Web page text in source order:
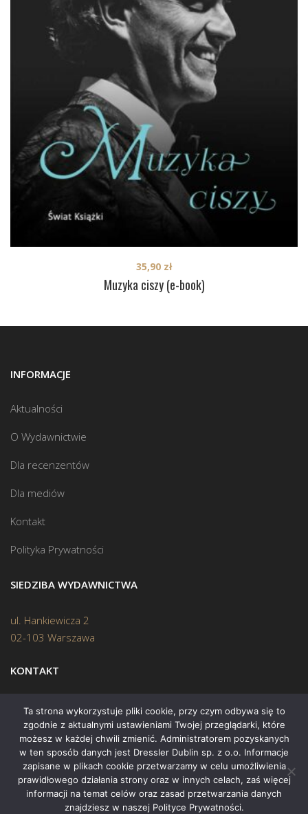
Muzyka ciszy (e-book)
35,90 zł
INFORMACJE
Aktualności
O Wydawnictwie
Dla recenzentów
Dla mediów
Kontakt
Polityka Prywatności
SIEDZIBA WYDAWNICTWA
ul. Hankiewicza 2
02-103 Warszawa
KONTAKT
Biuro: (22) 45 70 402
Mail:biuro@swiatksiazki.pl
Ta strona wykorzystuje pliki cookie, przy czym odbywa się to
zgodnie z aktualnymi ustawieniami Twojej przeglądarki, które
możesz w każdej chwili zmienić. Administratorem pozyskanych
w ten sposób danych jest Dressler Dublin sp. z o.o. Informacje
zapisane w plikach cookie przetwarzamy w celu umożliwienia
prawidłowego działania strony oraz w innych celach, zaś więcej
informacji na temat celów oraz zasad przetwarzania danych
znajdziesz w naszej Polityce Prywatności.